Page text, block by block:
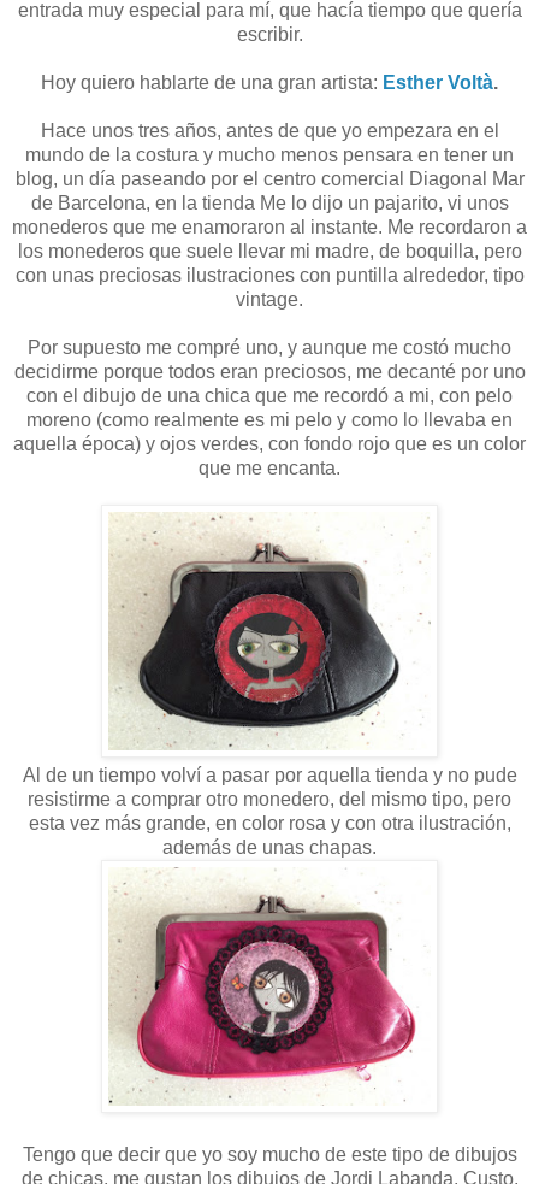
entrada muy especial para mí, que hacía tiempo que quería
escribir.
Hoy quiero hablarte de una gran artista: Esther Voltà.
Hace unos tres años, antes de que yo empezara en el
mundo de la costura y mucho menos pensara en tener un
blog, un día paseando por el centro comercial Diagonal Mar
de Barcelona, en la tienda Me lo dijo un pajarito, vi unos
monederos que me enamoraron al instante. Me recordaron a
los monederos que suele llevar mi madre, de boquilla, pero
con unas preciosas ilustraciones con puntilla alrededor, tipo
vintage.
Por supuesto me compré uno, y aunque me costó mucho
decidirme porque todos eran preciosos, me decanté por uno
con el dibujo de una chica que me recordó a mi, con pelo
moreno (como realmente es mi pelo y como lo llevaba en
aquella época) y ojos verdes, con fondo rojo que es un color
que me encanta.
Al de un tiempo volví a pasar por aquella tienda y no pude
resistirme a comprar otro monedero, del mismo tipo, pero
esta vez más grande, en color rosa y con otra ilustración,
además de unas chapas.
Tengo que decir que yo soy mucho de este tipo de dibujos
de chicas, me gustan los dibujos de Jordi Labanda, Custo,